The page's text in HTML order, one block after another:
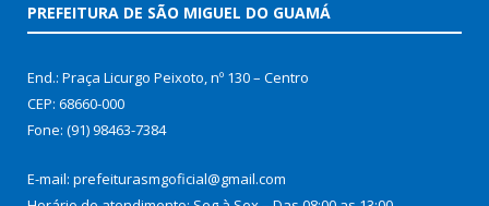
PREFEITURA DE SÃO MIGUEL DO GUAMÁ
End.: Praça Licurgo Peixoto, nº 130 – Centro
CEP: 68660-000
Fone: (91) 98463-7384
E-mail: prefeiturasmgoficial@gmail.com